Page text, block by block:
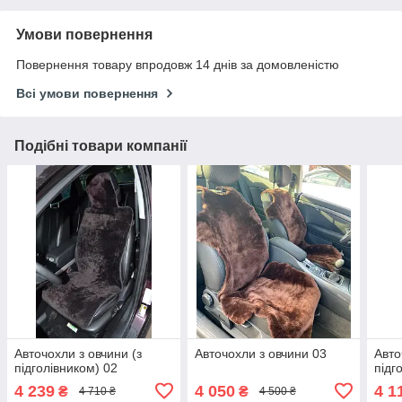
Умови повернення
Повернення товару впродовж 14 днів за домовленістю
Всі умови повернення
Подібні товари компанії
Авточохли з овчини (з
підголівником) 02
4 239 ₴ 4 710 ₴
Авточохли з овчини 03
4 050₴ 4 500 ₴ 4